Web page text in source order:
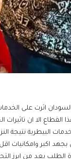
اثرت على
الا ان تاثيرات
البيطرية نتيجة
اكبر وامكانيات اقل
الطلب يعد من ابرز